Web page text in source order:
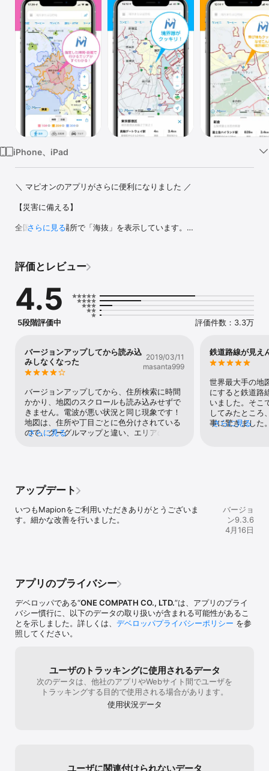
Watch
TV
iPhone、iPad
＼ マピオンのアプリがさらに便利になりました ／
【災害に備える】
全国すべての場所で「海抜」を表示しています。
いろんな地図に切り替えることができます。目的にあわせてご利用
ください。
■ 土地勘を鍛える「境界線マップ」
"六本木は何丁目まであるか"
"街の範囲はどこからどこまでか"
「境界線マップ」は 「街の範囲はどこからどこまでか」 に特化した
対象エリア：全国
都道府県 ＞ 市区町村 ＞ 町名・大字・丁目の境界線を見ることがで
きます。
ひらがなを覚えたお子さんでも読めるひらがなだけの地図です。
難しい難読駅名や地名の読みを知りたい場合にも活用できます。
■ どこまで10分？が一瞬で分かる「到達圏マップ」
" 駅から徒歩10分以内のマンション "
主要幹線道路に加え、交差点名、橋の名前、商店街、アーケード街
の名前が表現されています。
■ 坂道をチェックできる「地形図」
■ 浸水リスクがある低位地帯を確認する「防災マップ」
降雨量次第では浸水リスクが想定されるエリアが赤く塗られていま
一部自治体の提供する指定緊急避難場所も表示されます。
さらに見る
評価とレビュー
4.5
5段階評価中 評価件数：3.3万
バージョンアップしてから読み込
みしなくなった
2019/03/11
masanta999
バージョンアップしてから、住所検索に時間
かかり、地図のスクロールも読み込みせずで
きません。電波が悪い状況と同じ現象です！
地図は、住所や丁目ごとに色分けされている
ので、グーグルマップと違い、エリアの住所
さらに見る
鉄道路線が見え
世界最大手の地
にすると鉄道路
いました。そこ
してみたところ
事に驚きました
クチャ見にく
徐々に慣らさ
くの機能やデ
うとは思いま
さらに見る
アップデート
いつもMapionをご利用いただきありがとうございま
す。細かな改善を行いました。
バージョ
ン9.3.6
4月16日
アプリのプライバシー
デベロッパである“ONE COMPATH CO., LTD.”は、アプリのプライ
バシー慣行に、以下のデータの取り扱いが含まれる可能性があるこ
とを示しました。詳しくは、 デベロッパプライバシーポリシー を参
照してください。
ユーザのトラッキングに使用されるデータ
次のデータは、他社のアプリやWebサイト間でユーザを
トラッキングする目的で使用される場合があります。
使用状況データ
ユーザに関連付けられないデータ